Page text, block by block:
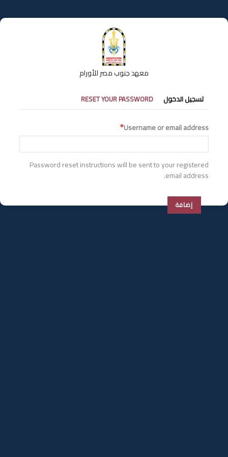
إلى
المحتوى
معهد جنوب مصر للأورام
التبويبات
الأساسية
تسجيل الدخول RESET YOUR PASSWORD
Username or email address
Password reset instructions will be sent to your registered
email address.